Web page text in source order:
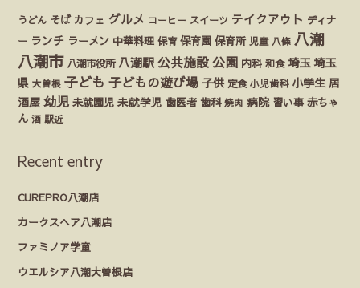
うどん そば カフェ グルメ コーヒー スイーツ テイクアウト ディナ
ー ランチ ラーメン 中華料理 保育 保育園 保育所 児童 八條 八潮
八潮市 八潮市役所 八潮駅 公共施設 公園 内科 和食 埼玉 埼玉
県 大曽根 子ども 子どもの遊び場 子供 定食 小児歯科 小学生 居
酒屋 幼児 未就園児 未就学児 歯医者 歯科 焼肉 病院 習い事 赤ちゃ
ん 酒 駅近
Recent entry
CUREPRO八潮店
カークスヘア八潮店
ファミノア学童
ウエルシア八潮大曽根店